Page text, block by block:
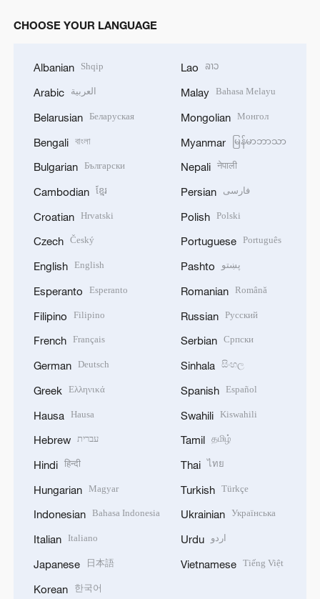
CHOOSE YOUR LANGUAGE
Albanian Shqip
Arabic العربية
Belarusian Беларуская
Bengali বাংলা
Bulgarian Български
Cambodian ខ្មែរ
Croatian Hrvatski
Czech Český
English English
Esperanto Esperanto
Filipino Filipino
French Français
German Deutsch
Greek Ελληνικά
Hausa Hausa
Hebrew עברית
Hindi हिन्दी
Hungarian Magyar
Indonesian Bahasa Indonesia
Italian Italiano
Japanese 日本語
Korean 한국어
Lao ລາວ
Malay Bahasa Melayu
Mongolian Монгол
Myanmar မြန်မာဘာသာ
Nepali नेपाली
Persian فارسی
Polish Polski
Portuguese Português
Pashto پښتو
Romanian Română
Russian Русский
Serbian Српски
Sinhala සිංහල
Spanish Español
Swahili Kiswahili
Tamil தமிழ்
Thai ไทย
Turkish Türkçe
Ukrainian Українська
Urdu اردو
Vietnamese Tiếng Việt